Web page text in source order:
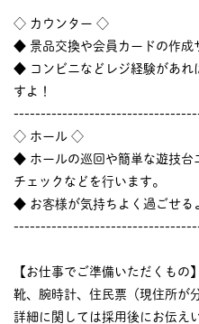
◇ カウンター ◇
◆ 景品交換や会員カードの作成
◆ コンビニなどレジ経験があれ
すよ！
◇ ホール ◇
◆ ホールの巡回や簡単な遊技台
チェックなどを行います。
◆ お客様が気持ちよく過ごせる
【お仕事でご準備いただくもの】
靴、腕時計、住民票（現住所が
詳細に関しては採用後にお伝え